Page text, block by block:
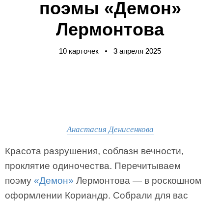
поэмы «Демон»
Лермонтова
10 карточек 3 апреля 2025
Анастасия Денисенкова
Красота разрушения, соблазн вечности,
проклятие одиночества. Перечитываем
поэму «Демон» Лермонтова — в роскошном
оформлении Кориандр. Собрали для вас